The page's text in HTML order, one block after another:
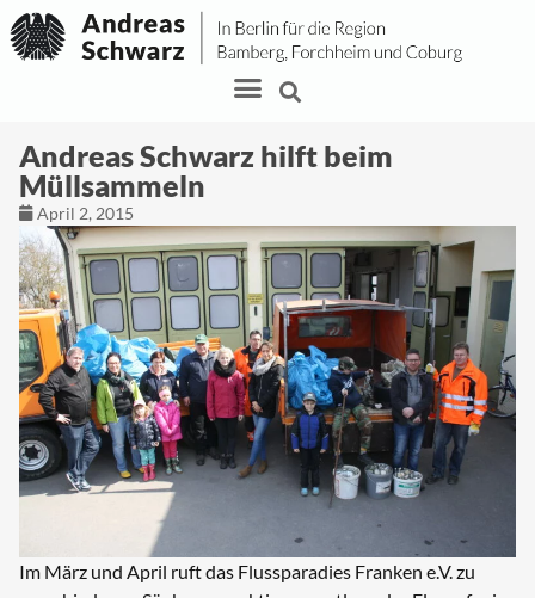
Andreas Schwarz hilft beim
Müllsammeln
April 2, 2015
Im März und April ruft das Flussparadies Franken e.V. zu